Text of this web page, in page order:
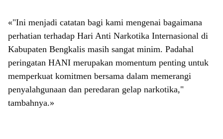
«"Ini menjadi catatan bagi kami mengenai bagaimana
perhatian terhadap Hari Anti Narkotika Internasional di
Kabupaten Bengkalis masih sangat minim. Padahal
peringatan HANI merupakan momentum penting untuk
memperkuat komitmen bersama dalam memerangi
penyalahgunaan dan peredaran gelap narkotika,"
tambahnya.»